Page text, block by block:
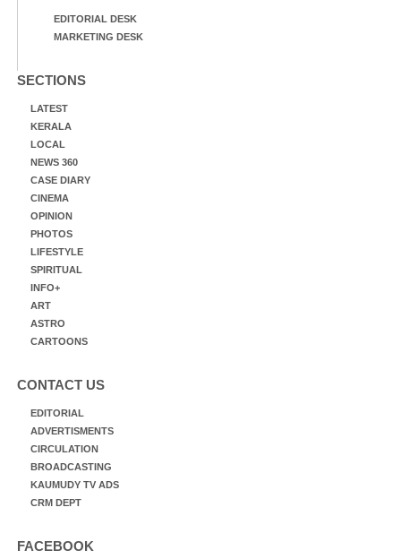
EDITORIAL DESK
MARKETING DESK
SECTIONS
LATEST
KERALA
LOCAL
NEWS 360
CASE DIARY
CINEMA
OPINION
PHOTOS
LIFESTYLE
SPIRITUAL
INFO+
ART
ASTRO
CARTOONS
CONTACT US
EDITORIAL
ADVERTISMENTS
CIRCULATION
BROADCASTING
KAUMUDY TV ADS
CRM DEPT
FACEBOOK